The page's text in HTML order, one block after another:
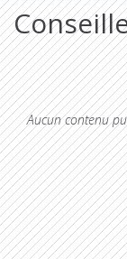
Aucun contenu